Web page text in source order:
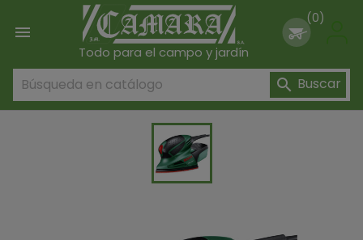

Todo para el campo y jardín
(0)
 Buscar